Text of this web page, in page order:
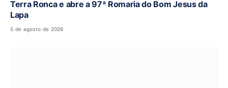
Terra Ronca e abre a 97ª Romaria do Bom Jesus da
Lapa
5 de agosto de 2026